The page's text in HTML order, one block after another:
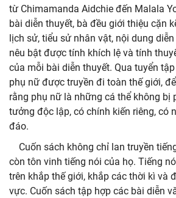
từ Chimamanda Aidchie đến Malala
bài diễn thuyết, bà đều giới thiệu cặn
lịch sử, tiểu sử nhân vật, nội dung
nêu bật được tính khích lệ và tính
của mỗi bài diễn thuyết. Qua tuyển
phụ nữ được truyền đi toàn thế giới,
rằng phụ nữ là những cá thể không bị
tưởng độc lập, có chính kiến riêng, có
đáo.
Cuốn sách không chỉ lan truyền
còn tôn vinh tiếng nói của họ. Tiếng
trên khắp thế giới, khắp các thời kì và
vực. Cuốn sách tập hợp các bài diễn